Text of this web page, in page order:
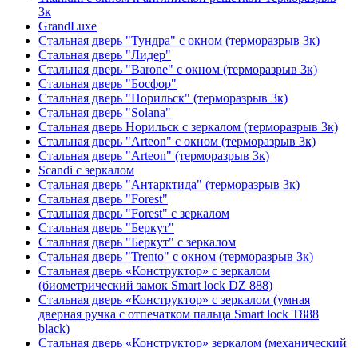
3к
GrandLuxe
Стальная дверь "Тундра" с окном (терморазрыв 3к)
Стальная дверь "Лидер"
Стальная дверь "Barone" с окном (терморазрыв 3к)
Стальная дверь "Босфор"
Стальная дверь "Норильск" (терморазрыв 3к)
Стальная дверь "Solana"
Стальная дверь Норильск с зеркалом (терморазрыв 3к)
Стальная дверь "Arteon" с окном (терморазрыв 3к)
Стальная дверь "Arteon" (терморазрыв 3к)
Scandi с зеркалом
Стальная дверь "Антарктида" (терморазрыв 3к)
Стальная дверь "Forest"
Стальная дверь "Forest" с зеркалом
Стальная дверь "Беркут"
Стальная дверь "Беркут" с зеркалом
Стальная дверь "Trento" с окном (терморазрыв 3к)
Стальная дверь «Конструктор» с зеркалом
(биометрический замок Smart lock DZ 888)
Стальная дверь «Конструктор» с зеркалом (умная
дверная ручка с отпечатком пальца Smart lock T888
black)
Стальная дверь «Конструктор» зеркалом (механический